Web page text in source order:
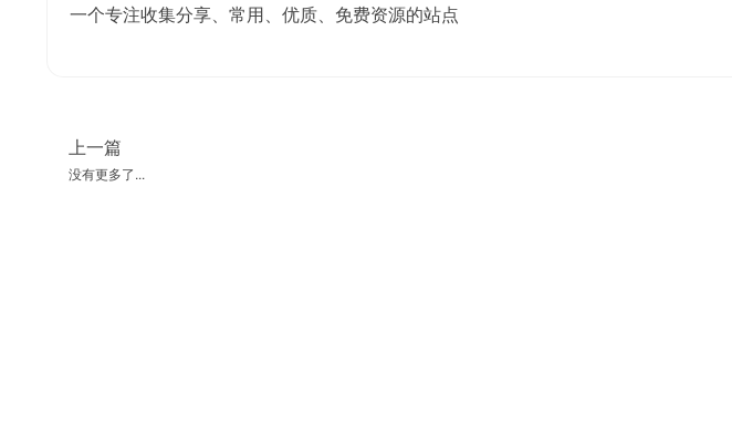
一个专注收集分享、常用、优质、免费资源的站点
上一篇
没有更多了...